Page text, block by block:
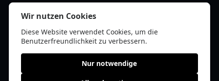
Impressum
Datenschutz
Kontakt
Wir nutzen Cookies
Diese Website verwendet Cookies, um die
Benutzerfreundlichkeit zu verbessern.
Nur notwendige